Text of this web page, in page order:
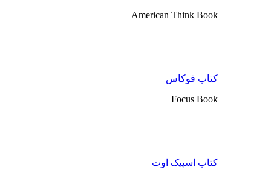
American Think Book
کتاب فوکاس
Focus Book
کتاب اسپیک اوت